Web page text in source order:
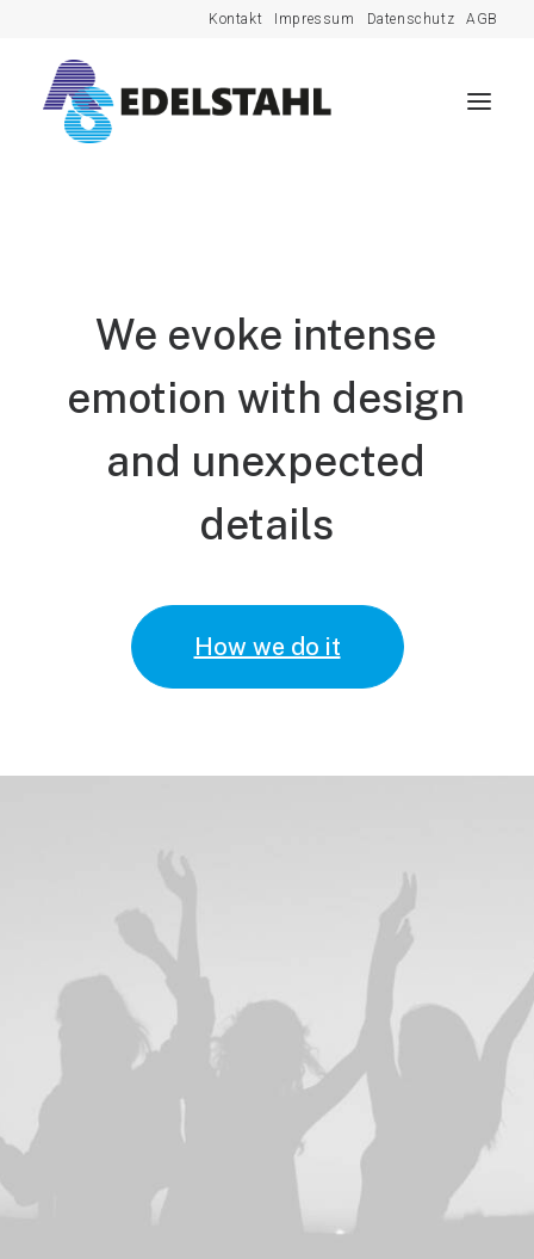
Kontakt Impressum Datenschutz AGB
We evoke intense
emotion with design
and unexpected
details
How we do it